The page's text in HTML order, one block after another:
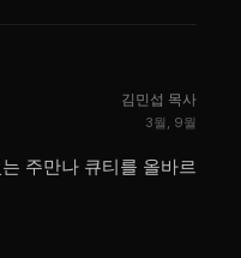
김민섭 목사
3월, 9월
주만나 큐티를 올바르